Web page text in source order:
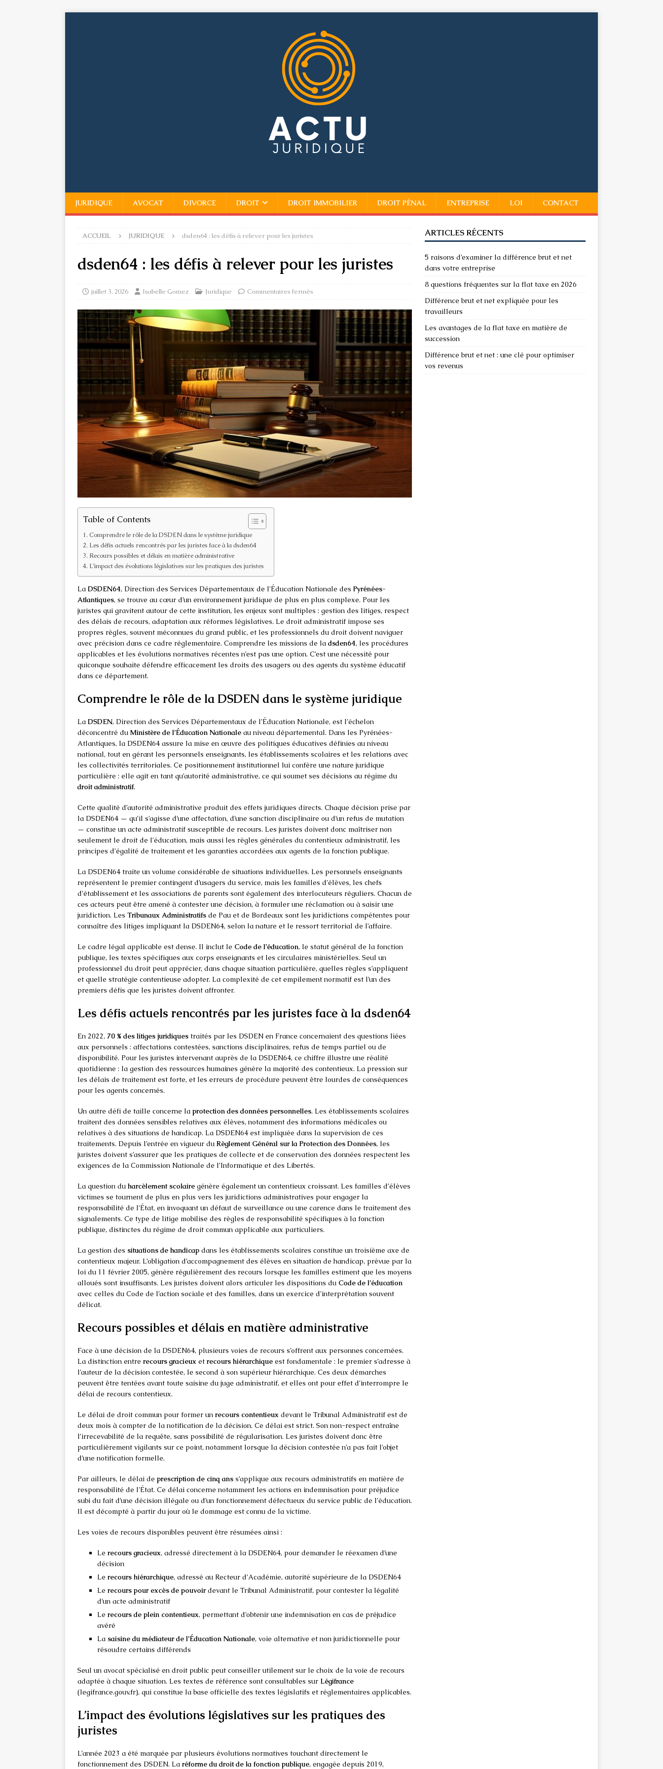
JURIDIQUE AVOCAT DIVORCE DROIT DROIT IMMOBILIER DROIT PÉNAL ENTREPRISE LOI CONTACT
ACCUEIL JURIDIQUE dsden64 : les défis à relever pour les juristes
dsden64 : les défis à relever pour les juristes
juillet 3, 2026 Isabelle Gomez Juridique Commentaires fermés
Table of Contents
Comprendre le rôle de la DSDEN dans le système juridique
Les défis actuels rencontrés par les juristes face à la dsden64
Recours possibles et délais en matière administrative
L’impact des évolutions législatives sur les pratiques des juristes
La DSDEN64, Direction des Services Départementaux de l’Éducation Nationale des Pyrénées-
Atlantiques, se trouve au cœur d’un environnement juridique de plus en plus complexe. Pour les
juristes qui gravitent autour de cette institution, les enjeux sont multiples : gestion des litiges, respect
des délais de recours, adaptation aux réformes législatives. Le droit administratif impose ses
propres règles, souvent méconnues du grand public, et les professionnels du droit doivent naviguer
avec précision dans ce cadre réglementaire. Comprendre les missions de la dsden64, les procédures
applicables et les évolutions normatives récentes n’est pas une option. C’est une nécessité pour
quiconque souhaite défendre efficacement les droits des usagers ou des agents du système éducatif
dans ce département.
Comprendre le rôle de la DSDEN dans le système juridique
La DSDEN, Direction des Services Départementaux de l’Éducation Nationale, est l’échelon
déconcentré du Ministère de l’Éducation Nationale au niveau départemental. Dans les Pyrénées-
Atlantiques, la DSDEN64 assure la mise en œuvre des politiques éducatives définies au niveau
national, tout en gérant les personnels enseignants, les établissements scolaires et les relations avec
les collectivités territoriales. Ce positionnement institutionnel lui confère une nature juridique
particulière : elle agit en tant qu’autorité administrative, ce qui soumet ses décisions au régime du
droit administratif.
Cette qualité d’autorité administrative produit des effets juridiques directs. Chaque décision prise par
la DSDEN64 — qu’il s’agisse d’une affectation, d’une sanction disciplinaire ou d’un refus de mutation
— constitue un acte administratif susceptible de recours. Les juristes doivent donc maîtriser non
seulement le droit de l’éducation, mais aussi les règles générales du contentieux administratif, les
principes d’égalité de traitement et les garanties accordées aux agents de la fonction publique.
La DSDEN64 traite un volume considérable de situations individuelles. Les personnels enseignants
représentent le premier contingent d’usagers du service, mais les familles d’élèves, les chefs
d’établissement et les associations de parents sont également des interlocuteurs réguliers. Chacun de
ces acteurs peut être amené à contester une décision, à formuler une réclamation ou à saisir une
juridiction. Les Tribunaux Administratifs de Pau et de Bordeaux sont les juridictions compétentes pour
connaître des litiges impliquant la DSDEN64, selon la nature et le ressort territorial de l’affaire.
Le cadre légal applicable est dense. Il inclut le Code de l’éducation, le statut général de la fonction
publique, les textes spécifiques aux corps enseignants et les circulaires ministérielles. Seul un
professionnel du droit peut apprécier, dans chaque situation particulière, quelles règles s’appliquent
et quelle stratégie contentieuse adopter. La complexité de cet empilement normatif est l’un des
premiers défis que les juristes doivent affronter.
Les défis actuels rencontrés par les juristes face à la dsden64
En 2022, 70 % des litiges juridiques traités par les DSDEN en France concernaient des questions liées
aux personnels : affectations contestées, sanctions disciplinaires, refus de temps partiel ou de
disponibilité. Pour les juristes intervenant auprès de la DSDEN64, ce chiffre illustre une réalité
quotidienne : la gestion des ressources humaines génère la majorité des contentieux. La pression sur
les délais de traitement est forte, et les erreurs de procédure peuvent être lourdes de conséquences
pour les agents concernés.
Un autre défi de taille concerne la protection des données personnelles. Les établissements scolaires
traitent des données sensibles relatives aux élèves, notamment des informations médicales ou
relatives à des situations de handicap. La DSDEN64 est impliquée dans la supervision de ces
traitements. Depuis l’entrée en vigueur du Règlement Général sur la Protection des Données, les
juristes doivent s’assurer que les pratiques de collecte et de conservation des données respectent les
exigences de la Commission Nationale de l’Informatique et des Libertés.
La question du harcèlement scolaire génère également un contentieux croissant. Les familles d’élèves
victimes se tournent de plus en plus vers les juridictions administratives pour engager la
responsabilité de l’État, en invoquant un défaut de surveillance ou une carence dans le traitement des
signalements. Ce type de litige mobilise des règles de responsabilité spécifiques à la fonction
publique, distinctes du régime de droit commun applicable aux particuliers.
La gestion des situations de handicap dans les établissements scolaires constitue un troisième axe de
contentieux majeur. L’obligation d’accompagnement des élèves en situation de handicap, prévue par la
loi du 11 février 2005, génère régulièrement des recours lorsque les familles estiment que les moyens
alloués sont insuffisants. Les juristes doivent alors articuler les dispositions du Code de l’éducation
avec celles du Code de l’action sociale et des familles, dans un exercice d’interprétation souvent
délicat.
Recours possibles et délais en matière administrative
Face à une décision de la DSDEN64, plusieurs voies de recours s’offrent aux personnes concernées.
La distinction entre recours gracieux et recours hiérarchique est fondamentale : le premier s’adresse à
l’auteur de la décision contestée, le second à son supérieur hiérarchique. Ces deux démarches
peuvent être tentées avant toute saisine du juge administratif, et elles ont pour effet d’interrompre le
délai de recours contentieux.
Le délai de droit commun pour former un recours contentieux devant le Tribunal Administratif est de
deux mois à compter de la notification de la décision. Ce délai est strict. Son non-respect entraîne
l’irrecevabilité de la requête, sans possibilité de régularisation. Les juristes doivent donc être
particulièrement vigilants sur ce point, notamment lorsque la décision contestée n’a pas fait l’objet
d’une notification formelle.
Par ailleurs, le délai de prescription de cinq ans s’applique aux recours administratifs en matière de
responsabilité de l’État. Ce délai concerne notamment les actions en indemnisation pour préjudice
subi du fait d’une décision illégale ou d’un fonctionnement défectueux du service public de l’éducation.
Il est décompté à partir du jour où le dommage est connu de la victime.
Les voies de recours disponibles peuvent être résumées ainsi :
Le recours gracieux, adressé directement à la DSDEN64, pour demander le réexamen d’une
décision
Le recours hiérarchique, adressé au Recteur d’Académie, autorité supérieure de la DSDEN64
Le recours pour excès de pouvoirdevant le Tribunal Administratif, pour contester la légalité
d’un acte administratif
Le recours de plein contentieux, permettant d’obtenir une indemnisation en cas de préjudice
avéré
La saisine du médiateur de l’Éducation Nationale, voie alternative et non juridictionnelle pour
résoudre certains différends
Seul un avocat spécialisé en droit public peut conseiller utilement sur le choix de la voie de recours
adaptée à chaque situation. Les textes de référence sont consultables sur Légifrance
(legifrance.gouv.fr), qui constitue la base officielle des textes législatifs et réglementaires applicables.
L’impact des évolutions législatives sur les pratiques des
juristes
L’année 2023 a été marquée par plusieurs évolutions normatives touchant directement le
fonctionnement des DSDEN. La réforme du droit de la fonction publique, engagée depuis 2019,
ARTICLES RÉCENTS
5 raisons d’examiner la différence brut et net
dans votre entreprise
8 questions fréquentes sur la flat taxe en 2026
Différence brut et net expliquée pour les
travailleurs
Les avantages de la flat taxe en matière de
succession
Différence brut et net : une clé pour optimiser
vos revenus